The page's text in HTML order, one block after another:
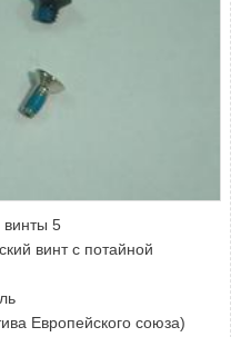
винты 5
винт с потайной
Европейского союза)